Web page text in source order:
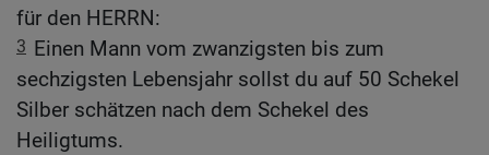
für den HERRN:
3 Einen Mann vom zwanzigsten bis zum
sechzigsten Lebensjahr sollst du auf 50 Schekel
Silber schätzen nach dem Schekel des
Heiligtums.